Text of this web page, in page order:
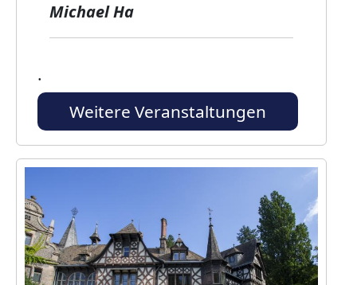
Michael Ha
.
Weitere Veranstaltungen